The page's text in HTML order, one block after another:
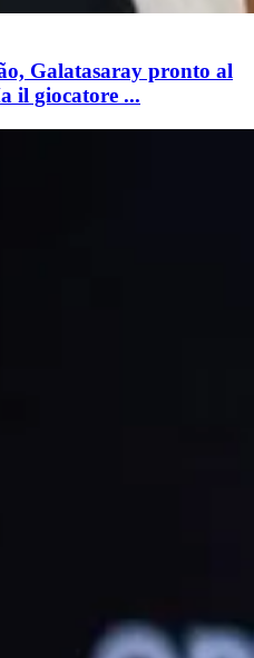
Galatasaray pronto al
il giocatore ...